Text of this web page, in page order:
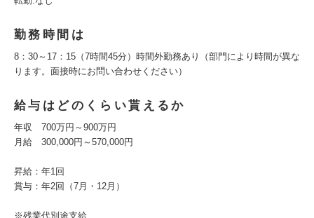
勤務時間は
8：30～17：15（7時間45分）時間外勤務あり（部門により時間が異な
ります。面接時にお問い合わせください）
給与はどのくらい貰えるか
年収 700万円～900万円
月給 300,000円～570,000円
昇給：年1回
賞与：年2回（7月・12月）
※残業代別途支給